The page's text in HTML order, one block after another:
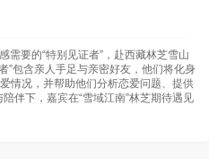
需要的“特别见证者”，赴西藏林芝雪山
”包含亲人手足与亲密好友，他们将化身
情况，并帮助他们分析恋爱问题、提供
伴下，嘉宾在“雪域江南”林芝期待遇见